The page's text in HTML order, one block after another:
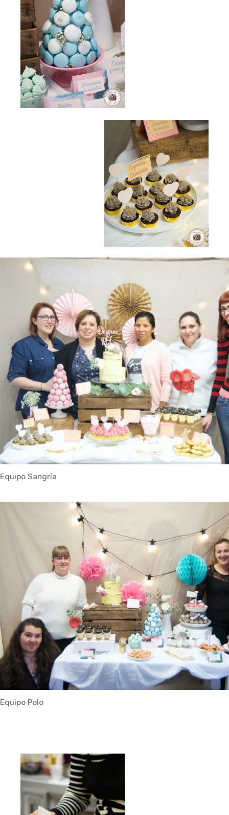
Equipo Sangría
Equipo Polo